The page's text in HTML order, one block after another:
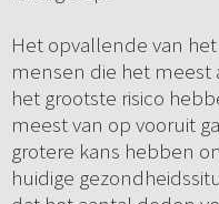
Het opvallende van
mensen die het meest
het grootste risico
meest van op vooruit
grotere kans hebben
huidige